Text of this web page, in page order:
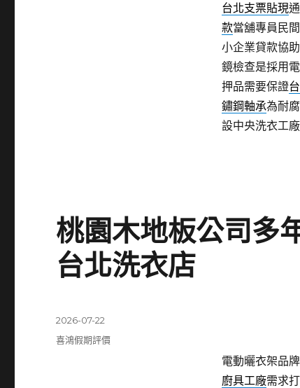
台北支票貼現
款當舖專員民
小企業貸款協
鏡檢查是採用
押品需要保證
鏽鋼軸承為耐
設中央洗衣工
桃園木地板公司多
台北洗衣店
電動曬衣架品
廚具工廠需求
發
佈
2026-07-22
分
喜鴻假期評價